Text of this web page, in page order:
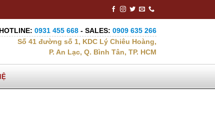
HOTLINE: 0931 455 668 - SALES: 0909 635 266
Số 41 đường số 1, KDC Lý Chiêu Hoàng,
P. An Lạc, Q. Bình Tân, TP. HCM